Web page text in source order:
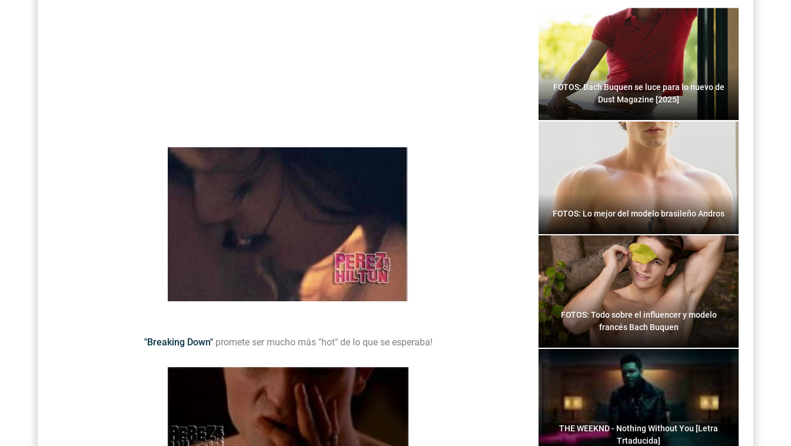
"Breaking Down"promete ser mucho más "hot" de lo que se esperaba!
FOTOS: Bach Buquen se luce para lo nuevo de
Dust Magazine [2025]
FOTOS: Lo mejor del modelo brasileño Andros
FOTOS: Todo sobre el influencer y modelo
francés Bach Buquen
THE WEEKND - Nothing Without You [Letra
Trtaducida]